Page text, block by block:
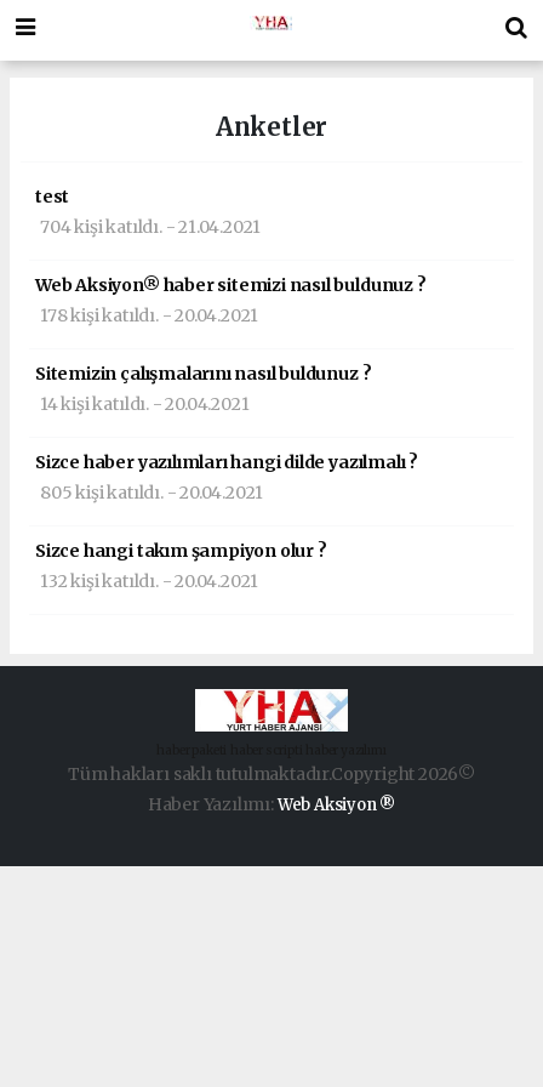
Anketler
test
704 kişi katıldı. - 21.04.2021
Web Aksiyon® haber sitemizi nasıl buldunuz ?
178 kişi katıldı. - 20.04.2021
Sitemizin çalışmalarını nasıl buldunuz ?
14 kişi katıldı. - 20.04.2021
Sizce haber yazılımları hangi dilde yazılmalı ?
805 kişi katıldı. - 20.04.2021
Sizce hangi takım şampiyon olur ?
132 kişi katıldı. - 20.04.2021
Tüm hakları saklı tutulmaktadır.Copyright 2026©
Haber Yazılımı:Web Aksiyon ®